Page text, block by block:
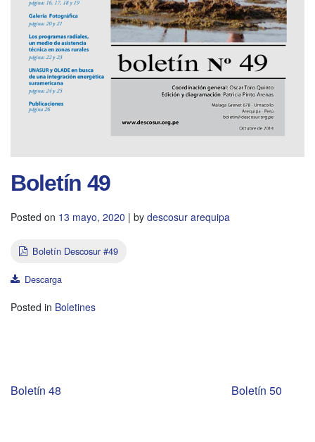
Boletín 49
Posted on 13 mayo, 2020 | by descosur arequipa
Boletín Descosur #49
Descarga
Posted in Boletines
Navegación
Boletín 48 Boletín 50